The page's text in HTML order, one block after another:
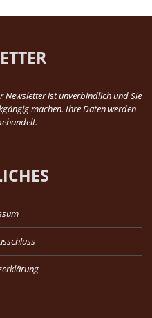
Newsletter ist unverbindlich und Sie
machen. Ihre Daten werden